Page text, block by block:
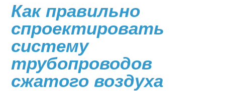
Как правильно
спроектировать
систему
трубопроводов
сжатого воздуха